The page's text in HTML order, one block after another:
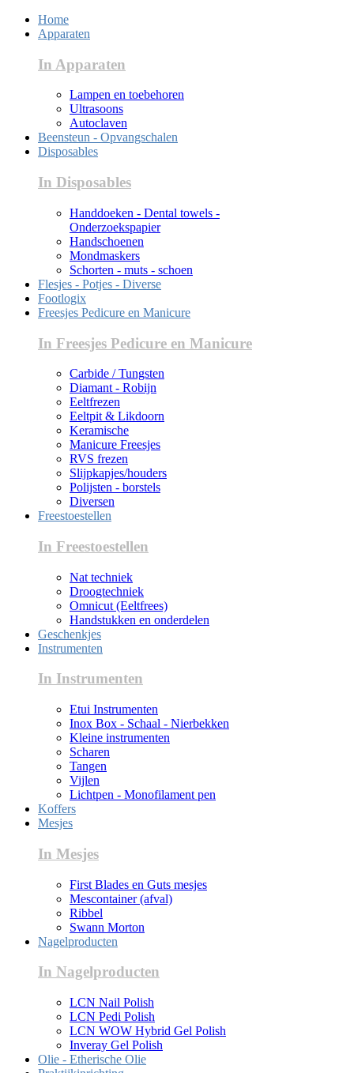
Home
Apparaten
In Apparaten
Lampen en toebehoren
Ultrasoons
Autoclaven
Beensteun - Opvangschalen
Disposables
In Disposables
Handdoeken - Dental towels -
Onderzoekspapier
Handschoenen
Mondmaskers
Schorten - muts - schoen
Flesjes - Potjes - Diverse
Footlogix
Freesjes Pedicure en Manicure
In Freesjes Pedicure en Manicure
Carbide / Tungsten
Diamant - Robijn
Eeltfrezen
Eeltpit & Likdoorn
Keramische
Manicure Freesjes
RVS frezen
Slijpkapjes/houders
Polijsten - borstels
Diversen
Freestoestellen
In Freestoestellen
Nat techniek
Droogtechniek
Omnicut (Eeltfrees)
Handstukken en onderdelen
Geschenkjes
Instrumenten
In Instrumenten
Etui Instrumenten
Inox Box - Schaal - Nierbekken
Kleine instrumenten
Scharen
Tangen
Vijlen
Lichtpen - Monofilament pen
Koffers
Mesjes
In Mesjes
First Blades en Guts mesjes
Mescontainer (afval)
Ribbel
Swann Morton
Nagelproducten
In Nagelproducten
LCN Nail Polish
LCN Pedi Polish
LCN WOW Hybrid Gel Polish
Inveray Gel Polish
Olie - Etherische Olie